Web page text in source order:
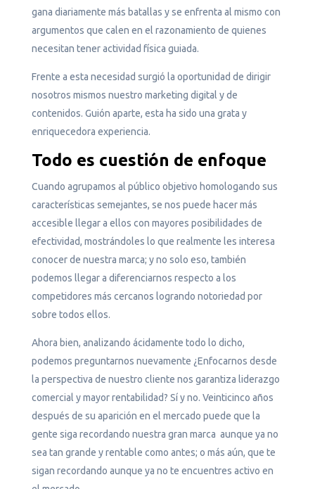
gana diariamente más batallas y se enfrenta al mismo con
argumentos que calen en el razonamiento de quienes
necesitan tener actividad física guiada.
Frente a esta necesidad surgió la oportunidad de dirigir
nosotros mismos nuestro marketing digital y de
contenidos. Guión aparte, esta ha sido una grata y
enriquecedora experiencia.
Todo es cuestión de enfoque
Cuando agrupamos al público objetivo homologando sus
características semejantes, se nos puede hacer más
accesible llegar a ellos con mayores posibilidades de
efectividad, mostrándoles lo que realmente les interesa
conocer de nuestra marca; y no solo eso, también
podemos llegar a diferenciarnos respecto a los
competidores más cercanos logrando notoriedad por
sobre todos ellos.
Ahora bien, analizando ácidamente todo lo dicho,
podemos preguntarnos nuevamente ¿Enfocarnos desde
la perspectiva de nuestro cliente nos garantiza liderazgo
comercial y mayor rentabilidad? Sí y no. Veinticinco años
después de su aparición en el mercado puede que la
gente siga recordando nuestra gran marca aunque ya no
sea tan grande y rentable como antes; o más aún, que te
sigan recordando aunque ya no te encuentres activo en